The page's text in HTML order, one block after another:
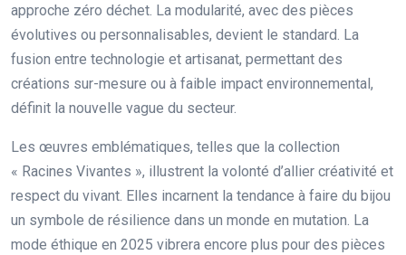
approche zéro déchet. La modularité, avec des pièces
évolutives ou personnalisables, devient le standard. La
fusion entre technologie et artisanat, permettant des
créations sur-mesure ou à faible impact environnemental,
définit la nouvelle vague du secteur.
Les œuvres emblématiques, telles que la collection
« Racines Vivantes », illustrent la volonté d’allier créativité et
respect du vivant. Elles incarnent la tendance à faire du bijou
un symbole de résilience dans un monde en mutation. La
mode éthique en 2025 vibrera encore plus pour des pièces